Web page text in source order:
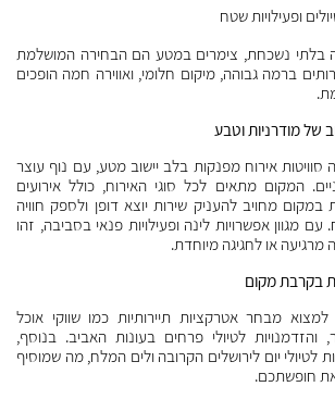
ופעילויות שטח
בלתי נשכחת, צימרים במטע הם הבחירה המושלמת
ברמה גבוהה, מיקום חלומי, ואווירה חמה הופכים
של מודרניות וטבע
אירוח מפנקות בלב יישוב מטע, עם נוף עוצר
המקום מתאים לכל סוגי האירוח, כולל אירועים
במקום מחויב להעניק שירות יוצא דופן ולספק חוויה
מגוון אפשרויות לינה ופעילויות פנאי בסביבה, זהו
או לחגיגה מיוחדת.
בקרבת מקום
מבחר אטרקציות תיירותיות כמו שווקי אוכל
והזדמנויות לטיולי פרחים בעונות האביב. בנוסף,
לטיולי יום לירושלים הקרובה ולים המלח, מה שמוסיף
את חופשתכם.